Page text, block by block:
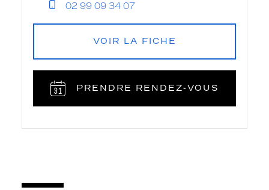
02 99 09 34 07
VOIR LA FICHE
PRENDRE RENDEZ‑VOUS